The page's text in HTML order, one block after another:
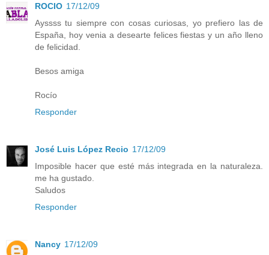
ROCIO 17/12/09
Ayssss tu siempre con cosas curiosas, yo prefiero las de
España, hoy venia a desearte felices fiestas y un año lleno
de felicidad.
Besos amiga
Rocío
Responder
José Luis López Recio 17/12/09
Imposible hacer que esté más integrada en la naturaleza.
me ha gustado.
Saludos
Responder
Nancy 17/12/09